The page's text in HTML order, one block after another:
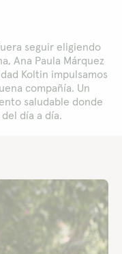
9299
los días, las 24
seguir eligiendo
Ana Paula Márquez
Koltin impulsamos
compañía. Un
saludable donde
día a día.